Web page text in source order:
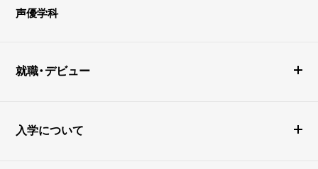
声優学科
就職・デビュー
入学について